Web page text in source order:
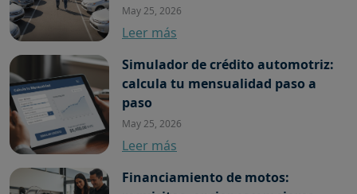
May 25, 2026
Leer más
Simulador de crédito automotriz:
calcula tu mensualidad paso a
paso
May 25, 2026
Leer más
Financiamiento de motos: